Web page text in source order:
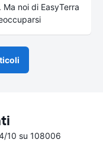
noi di EasyTerra
10 su 108006